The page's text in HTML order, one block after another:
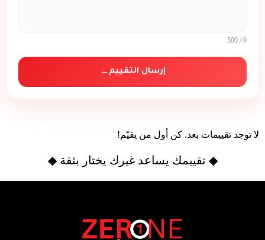
0
/ 500
إرسال التقييم ←
لا توجد تقييمات بعد. كن أول من يقيّم!
◆ تقييمك يساعد غيرك يختار بثقة ◆